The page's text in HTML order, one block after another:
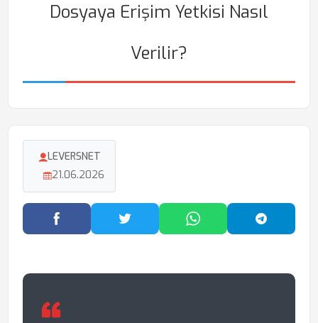
Dosyaya Erişim Yetkisi Nasıl
Verilir?
LEVERSNET
21.06.2026
Facebook'ta PaylaşTwitter'da PaylaşWhatsApp'ta Paylaş